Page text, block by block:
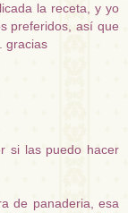
la receta, y yo
preferidos, así que
gracias
si las puedo hacer
de panaderia, esa